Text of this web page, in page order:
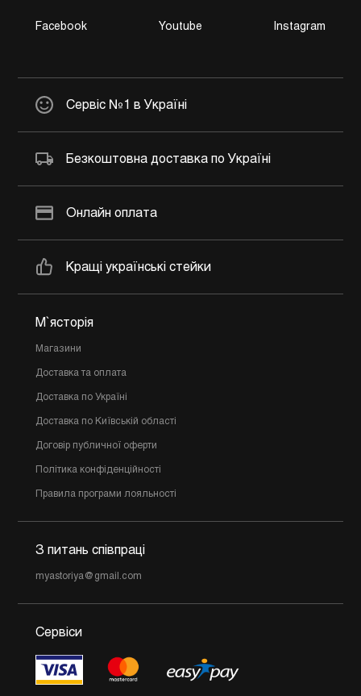
Facebook Youtube Instagram
Сервіс №1 в Україні
Безкоштовна доставка по Україні
Онлайн оплата
Кращі українські стейки
М`ясторія
Магазини
Доставка та оплата
Доставка по Україні
Доставка по Київській області
Договір публичної оферти
Політика конфіденційності
Правила програми лояльності
З питань співпраці
myastoriya@gmail.com
Сервіси